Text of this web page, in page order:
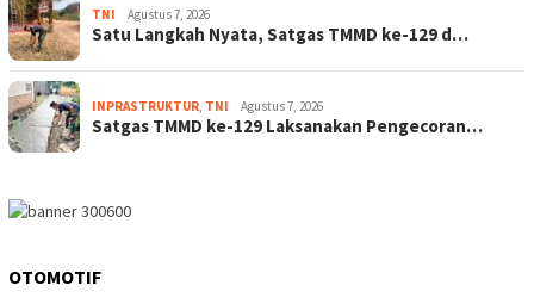
TNI Agustus 7, 2026
Satu Langkah Nyata, Satgas TMMD ke-129 d…
INPRASTRUKTUR, TNI Agustus 7, 2026
Satgas TMMD ke-129 Laksanakan Pengecoran…
OTOMOTIF